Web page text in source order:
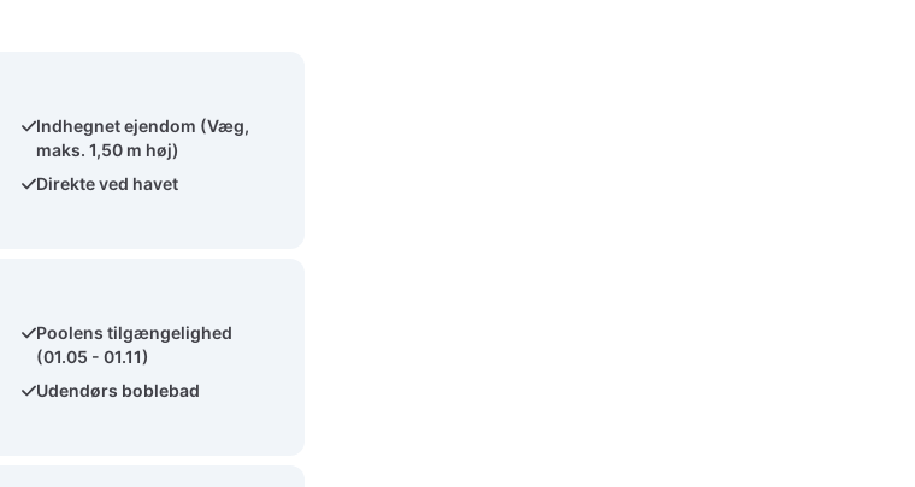
Indhegnet ejendom (Væg,
maks. 1,50 m høj)
Direkte ved havet
Poolens tilgængelighed
(01.05 - 01.11)
Udendørs boblebad